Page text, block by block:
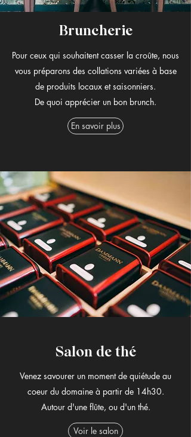
Bruncherie
Pour ceux qui souhaitent casser la croûte, nous
vous préparons des collations variées à base
de produits locaux et saisonniers.
De quoi apprécier un bon brunch.
En savoir plus
Salon de thé
Venez savourer un moment de quiétude au
coeur du domaine à partir de 14h30.
Autour d'une flûte, ou d'un thé.
Voir le salon